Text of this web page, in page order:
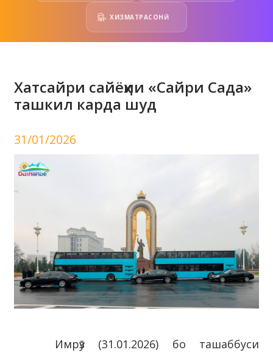
ХИЗМАТРАСОНӢ
Хатсайри сайёҳии «Сайри Сада»
ташкил карда шуд
31/01/2026
Имрӯз (31.01.2026) бо ташаббуси